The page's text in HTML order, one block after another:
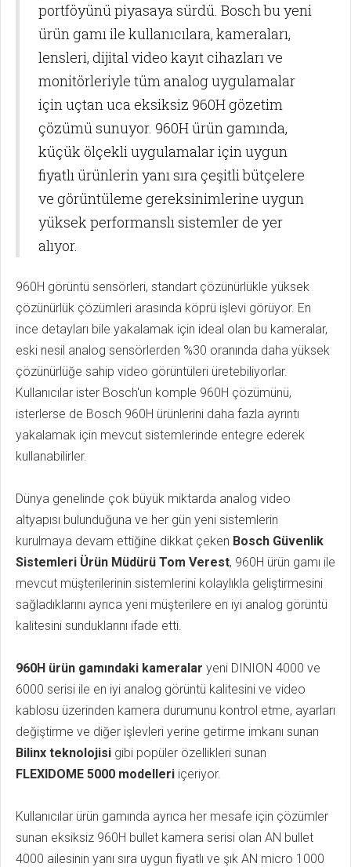
portföyünü piyasaya sürdü. Bosch bu yeni
ürün gamı ile kullanıcılara, kameraları,
lensleri, dijital video kayıt cihazları ve
monitörleriyle tüm analog uygulamalar
için uçtan uca eksiksiz 960H gözetim
çözümü sunuyor. 960H ürün gamında,
küçük ölçekli uygulamalar için uygun
fiyatlı ürünlerin yanı sıra çeşitli bütçelere
ve görüntüleme gereksinimlerine uygun
yüksek performanslı sistemler de yer
alıyor.
960H görüntü sensörleri, standart çözünürlükle yüksek
çözünürlük çözümleri arasında köprü işlevi görüyor. En
ince detayları bile yakalamak için ideal olan bu kameralar,
eski nesil analog sensörlerden %30 oranında daha yüksek
çözünürlüğe sahip video görüntüleri üretebiliyorlar.
Kullanıcılar ister Bosch'un komple 960H çözümünü,
isterlerse de Bosch 960H ürünlerini daha fazla ayrıntı
yakalamak için mevcut sistemlerinde entegre ederek
kullanabilirler.
Dünya genelinde çok büyük miktarda analog video
altyapısı bulunduğuna ve her gün yeni sistemlerin
kurulmaya devam ettiğine dikkat çeken Bosch Güvenlik
Sistemleri Ürün Müdürü Tom Verest, 960H ürün gamı ile
mevcut müşterilerinin sistemlerini kolaylıkla geliştirmesini
sağladıklarını ayrıca yeni müşterilere en iyi analog görüntü
kalitesini sunduklarını ifade etti.
960H ürün gamındaki kameralar yeni DINION 4000 ve
6000 serisi ile en iyi analog görüntü kalitesini ve video
kablosu üzerinden kamera durumunu kontrol etme, ayarları
değiştirme ve diğer işlevleri yerine getirme imkanı sunan
Bilinx teknolojisi gibi popüler özellikleri sunan
FLEXIDOME 5000 modelleri içeriyor.
Kullanıcılar ürün gamında ayrıca her mesafe için çözümler
sunan eksiksiz 960H bullet kamera serisi olan AN bullet
4000 ailesinin yanı sıra uygun fiyatlı ve şık AN micro 1000